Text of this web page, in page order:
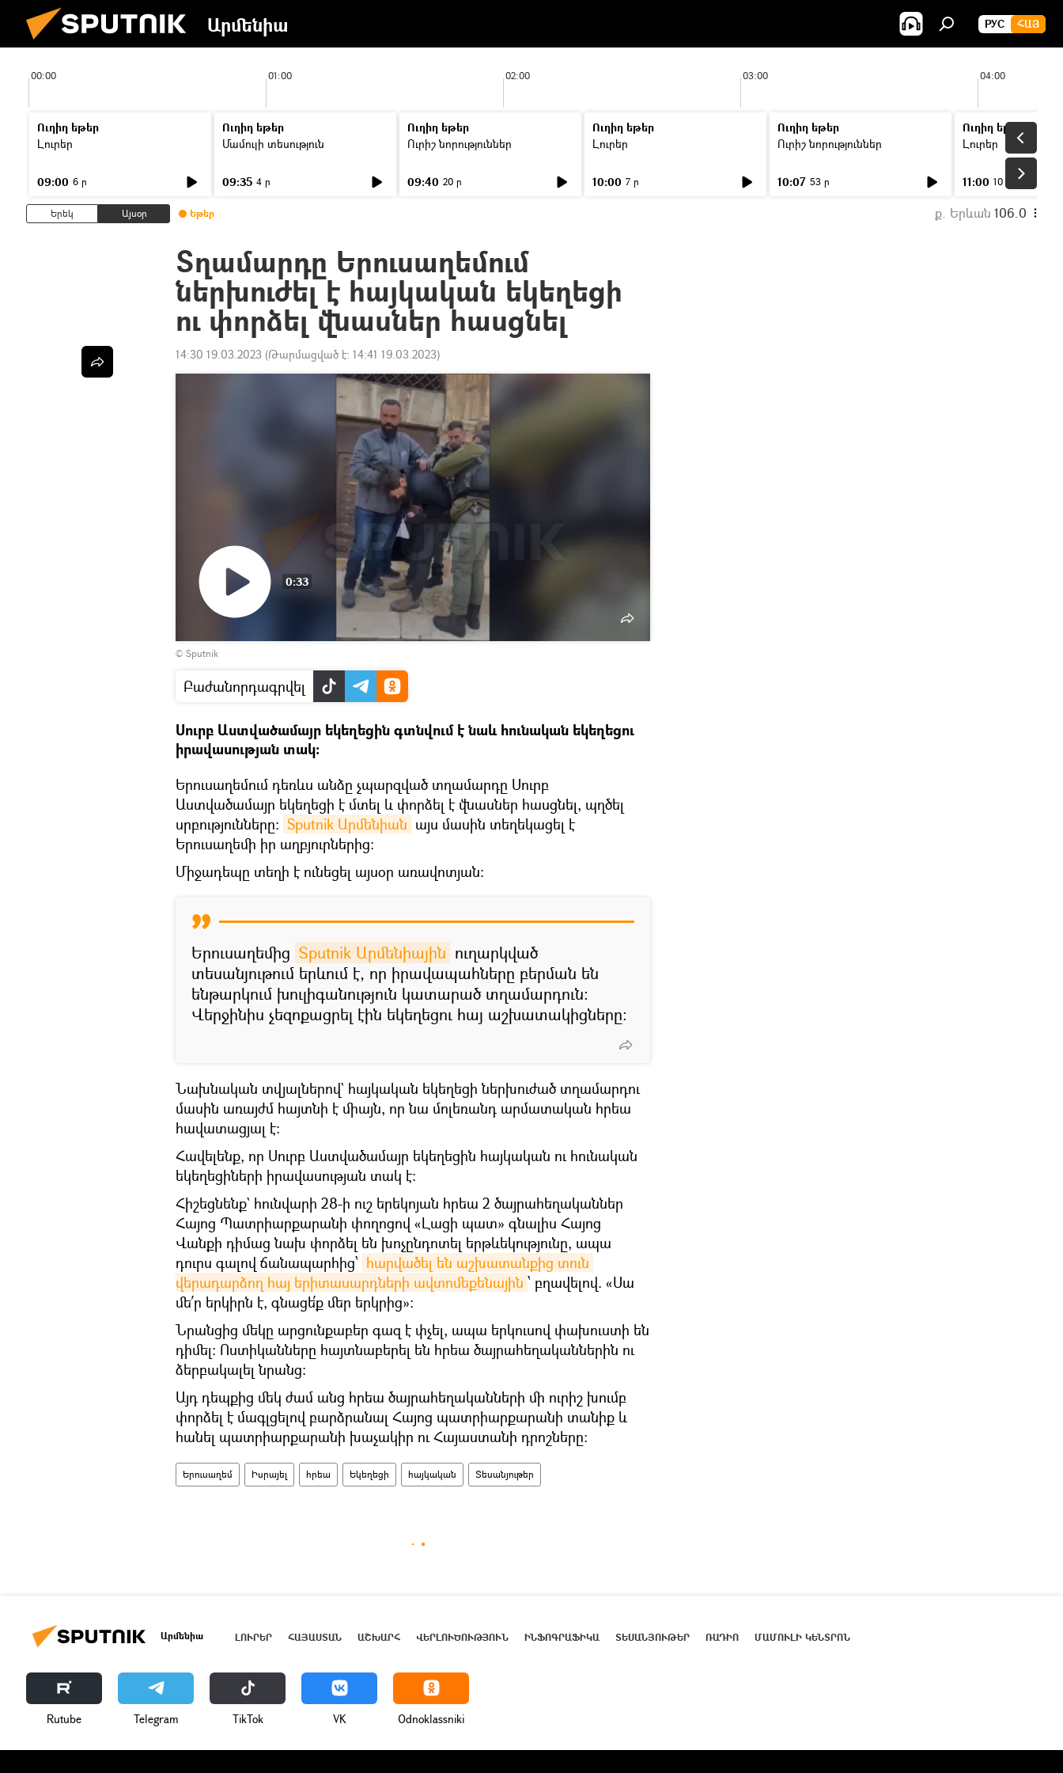
Արմենիա РУС ՀԱՅ
00:00 01:00 02:00 03:00 04:00
Ուղիղ եթեր
Լուրեր
09:00 6 ր
Ուղիղ եթեր
Մամուլի տեսություն
09:35 4 ր
Ուղիղ եթեր
Ուրիշ նորություններ
09:40 20 ր
Ուղիղ եթեր
Լուրեր
10:00 7 ր
Ուղիղ եթեր
Ուրիշ նորություններ
10:07 53 ր
Ուղիղ եթեր
Լուրեր
11:00 10 ր
Երեկ Այսօր Եթեր ք. Երևան 106.0
Տղամարդը Երուսաղեմում
ներխուժել է հայկական եկեղեցի
ու փորձել վնասներ հասցնել
14:30 19.03.2023 (Թարմացված է: 14:41 19.03.2023)
Դիտել
0:33
© Sputnik
Բաժանորդագրվել
Սուրբ Աստվածամայր եկեղեցին գտնվում է նաև հունական եկեղեցու
իրավասության տակ։
Երուսաղեմում դեռևս անձը չպարզված տղամարդը Սուրբ
Աստվածամայր եկեղեցի է մտել և փորձել է վնասներ հասցնել, պղծել
սրբությունները։ Sputnik Արմենիան այս մասին տեղեկացել է
Երուսաղեմի իր աղբյուրներից։
Միջադեպը տեղի է ունեցել այսօր առավոտյան։
Երուսաղեմից Sputnik Արմենիային ուղարկված
տեսանյութում երևում է, որ իրավապահները բերման են
ենթարկում խուլիգանություն կատարած տղամարդուն։
Վերջինիս չեզոքացրել էին եկեղեցու հայ աշխատակիցները։
Նախնական տվյալներով` հայկական եկեղեցի ներխուժած տղամարդու
մասին առայժմ հայտնի է միայն, որ նա մոլեռանդ արմատական հրեա
հավատացյալ է։
Հավելենք, որ Սուրբ Աստվածամայր եկեղեցին հայկական ու հունական
եկեղեցիների իրավասության տակ է։
Հիշեցնենք` հունվարի 28-ի ուշ երեկոյան հրեա 2 ծայրահեղականներ
Հայոց Պատրիարքարանի փողոցով «Լացի պատ» գնալիս Հայոց
Վանքի դիմաց նախ փորձել են խոչընդոտել երթևեկությունը, ապա
դուրս գալով ճանապարհից՝ հարվածել են աշխատանքից տուն
վերադարձող հայ երիտասարդների ավտոմեքենային ՝ բղավելով. «Սա
մե՛ր երկիրն է, գնացե՛ք մեր երկրից»:
Նրանցից մեկը արցունքաբեր գազ է փչել, ապա երկուսով փախուստի են
դիմել։ Ոստիկանները հայտնաբերել են հրեա ծայրահեղականներին ու
ձերբակալել նրանց:
Այդ դեպքից մեկ ժամ անց հրեա ծայրահեղականների մի ուրիշ խումբ
փորձել է մագլցելով բարձրանալ Հայոց պատրիարքարանի տանիք և
հանել պատրիարքարանի խաչակիր ու Հայաստանի դրոշները:
Երուսաղեմ Իսրայել հրեա Եկեղեցի հայկական Տեսանյութեր
Արմենիա ԼՈՒՐԵՐ ՀԱՅԱՍՏԱՆ ԱՇԽԱՐՀ ՎԵՐԼՈՒԾՈՒԹՅՈՒՆ ԻՆՖՈԳՐԱՖԻԿԱ ՏԵՍԱՆՅՈՒԹԵՐ ՌԱԴԻՈ ՄԱՄՈՒԼԻ ԿԵՆՏՐՈՆ
Rutube Telegram ТikТоk VK Odnoklassniki